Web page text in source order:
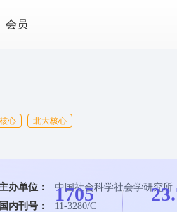
会员
心 北大核心
办单位：
中国社会科学社会学研究所
国内刊号：
11-3280/C
1705